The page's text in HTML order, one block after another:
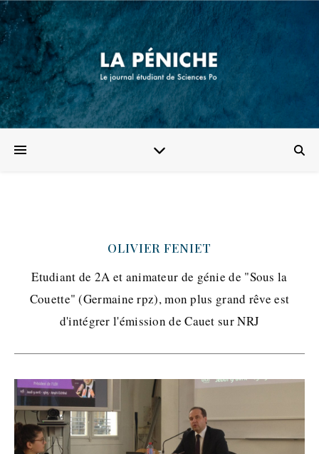
OLIVIER FENIET
Etudiant de 2A et animateur de génie de "Sous la
Couette" (Germaine rpz), mon plus grand rêve est
d'intégrer l'émission de Cauet sur NRJ